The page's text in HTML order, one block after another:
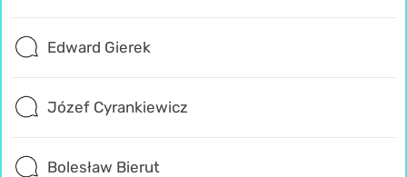
Edward Gierek
Józef Cyrankiewicz
Bolesław Bierut